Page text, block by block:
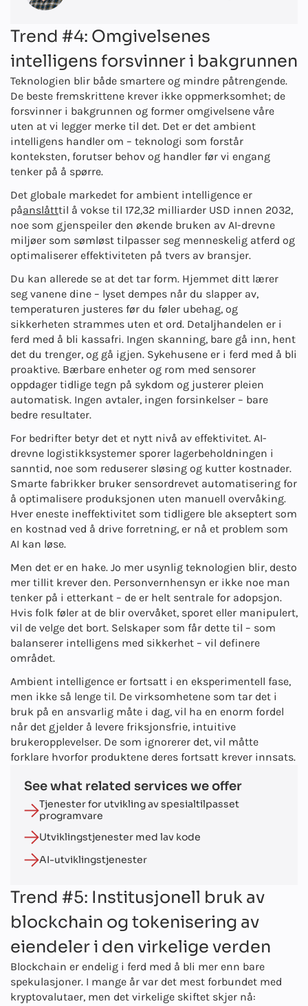
Trend #4: Omgivelsenes
intelligens forsvinner i bakgrunnen
Teknologien blir både smartere og mindre påtrengende.
De beste fremskrittene krever ikke oppmerksomhet; de
forsvinner i bakgrunnen og former omgivelsene våre
uten at vi legger merke til det. Det er det ambient
intelligens handler om – teknologi som forstår
konteksten, forutser behov og handler før vi engang
tenker på å spørre.
Det globale markedet for ambient intelligence er
påanslåtttil å vokse til 172,32 milliarder USD innen 2032,
noe som gjenspeiler den økende bruken av AI-drevne
miljøer som sømløst tilpasser seg menneskelig atferd og
optimaliserer effektiviteten på tvers av bransjer.
Du kan allerede se at det tar form. Hjemmet ditt lærer
seg vanene dine – lyset dempes når du slapper av,
temperaturen justeres før du føler ubehag, og
sikkerheten strammes uten et ord. Detaljhandelen er i
ferd med å bli kassafri. Ingen skanning, bare gå inn, hent
det du trenger, og gå igjen. Sykehusene er i ferd med å bli
proaktive. Bærbare enheter og rom med sensorer
oppdager tidlige tegn på sykdom og justerer pleien
automatisk. Ingen avtaler, ingen forsinkelser – bare
bedre resultater.
For bedrifter betyr det et nytt nivå av effektivitet. AI-
drevne logistikksystemer sporer lagerbeholdningen i
sanntid, noe som reduserer sløsing og kutter kostnader.
Smarte fabrikker bruker sensordrevet automatisering for
å optimalisere produksjonen uten manuell overvåking.
Hver eneste ineffektivitet som tidligere ble akseptert som
en kostnad ved å drive forretning, er nå et problem som
AI kan løse.
Men det er en hake. Jo mer usynlig teknologien blir, desto
mer tillit krever den. Personvernhensyn er ikke noe man
tenker på i etterkant – de er helt sentrale for adopsjon.
Hvis folk føler at de blir overvåket, sporet eller manipulert,
vil de velge det bort. Selskaper som får dette til – som
balanserer intelligens med sikkerhet – vil definere
området.
Ambient intelligence er fortsatt i en eksperimentell fase,
men ikke så lenge til. De virksomhetene som tar det i
bruk på en ansvarlig måte i dag, vil ha en enorm fordel
når det gjelder å levere friksjonsfrie, intuitive
brukeropplevelser. De som ignorerer det, vil måtte
forklare hvorfor produktene deres fortsatt krever innsats.
See what related services we offer
Tjenester for utvikling av spesialtilpasset
programvare
Utviklingstjenester med lav kode
AI-utviklingstjenester
Trend #5: Institusjonell bruk av
blockchain og tokenisering av
eiendeler i den virkelige verden
Blockchain er endelig i ferd med å bli mer enn bare
spekulasjoner. I mange år var det mest forbundet med
kryptovalutaer, men det virkelige skiftet skjer nå: